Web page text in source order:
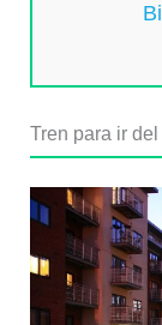
Tren para ir